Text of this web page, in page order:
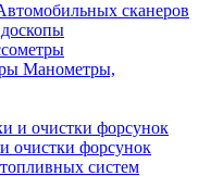
сканеров
Манометры,
очистки форсунок